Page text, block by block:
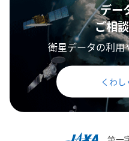
デー
ご相
衛星データの利用
くわ